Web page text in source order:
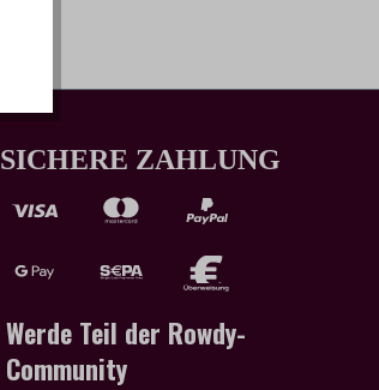
SICHERE ZAHLUNG
Werde Teil der Rowdy-
Community